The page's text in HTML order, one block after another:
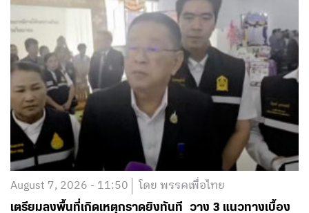
August 7, 2026 - 11:50 โดย พรรคเพื่อไทย
เตรียมลงพื้นที่เกิดเหตุกราดยิงทันที วาง 3 แนวทางเบื้อง